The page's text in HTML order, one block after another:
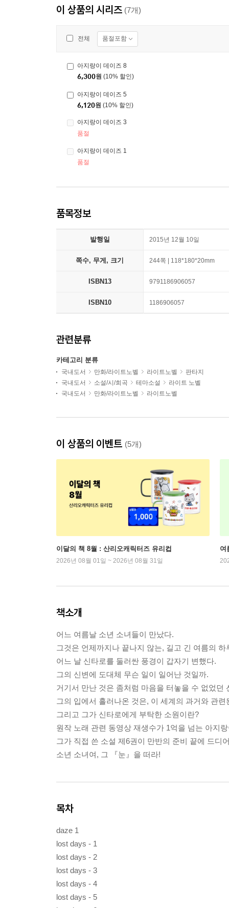
이 상품의 시리즈 (7개)
전체 품절포함
아지랑이 데이즈 8
6,300원 (10% 할인)
아지랑이 데이즈 5
6,120원 (10% 할인)
아지랑이 데이즈 3
품절
아지랑이 데이즈 1
품절
품목정보
발행일 2015년 12월 10일
쪽수, 무게, 크기 244쪽 | 118*180*20mm
ISBN13 9791186906057
ISBN10 1186906057
관련분류
카테고리 분류
국내도서 만화/라이트노벨 라이트노벨
판타지
국내도서
소설/시/희곡 테마소설
라이트 노벨
국내도서
만화/라이트노벨 라이트노벨
이 상품의 이벤트 (5개)
이달의 책 8월 : 산리오캐릭터즈 유리컵
2026년 08월 01일 ~ 2026년 08월 31일
여
책소개
어느 여름날 소년 소녀들이 만났다.
그것은 언제까지나 끝나지 않는, 길고 긴 여름의 하
어느 날 신타로를 둘러싼 풍경이 갑자기 변했다.
그의 신변에 도대체 무슨 일이 일어난 것일까.
거기서 만난 것은 좀처럼 마음을 터놓을 수 없었던
그의 입에서 흘러나온 것은, 이 세계의 과거와 관련
그리고 그가 신타로에게 부탁한 소원이란?
원작 노래 관련 동영상 재생수가 1억을 넘는 아지
그가 직접 쓴 소설 제6권이 만반의 준비 끝에 드디
소년 소녀여, 그 『눈』을 떠라!
목차
daze 1
lost days - 1
lost days - 2
lost days - 3
lost days - 4
lost days - 5